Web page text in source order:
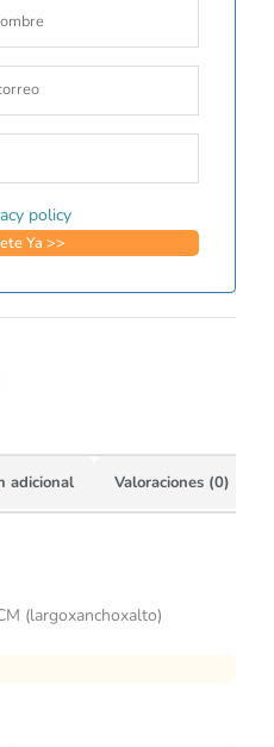
policy
adicional Valoraciones (0)
(largoxanchoxalto)